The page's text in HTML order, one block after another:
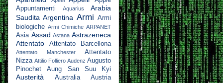
Appuntamenti
Aquarius
Arabia
Saudita Argentina Armi Armi
biologiche Armi Chimiche ARPANET
Asia Assad Astana Astrazeneca
Attentato
Attentato Barcellona
Attentato Manchester
Attentato
Nizza Attilio Folliero Audenz Augusto
Pinochet
Aung San Suu Kyi
Austerità Australia
Austria